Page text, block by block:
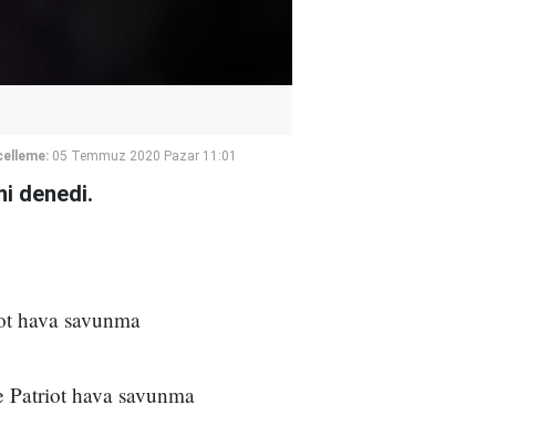
05 Temmuz 2020 Pazar 11:01
denedi.
hava savunma
hava savunma